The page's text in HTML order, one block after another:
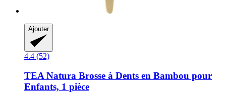
Ajouter
4.4 (52)
TEA Natura Brosse à Dents en Bambou pour
Enfants, 1 pièce